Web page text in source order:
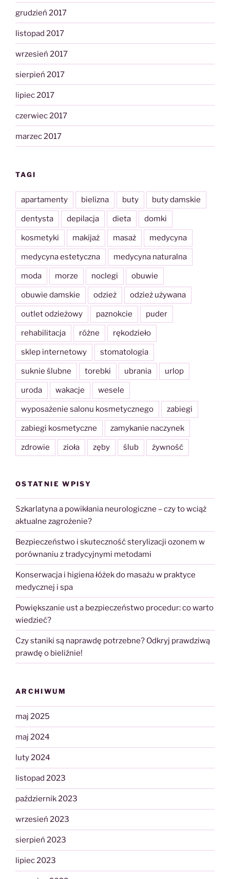
grudzień 2017
listopad 2017
wrzesień 2017
sierpień 2017
lipiec 2017
czerwiec 2017
marzec 2017
TAGI
apartamenty bielizna buty buty damskie
dentysta depilacja dieta domki
kosmetyki makijaż masaż medycyna
medycyna estetyczna medycyna naturalna
moda morze noclegi obuwie
obuwie damskie odzież odzież używana
outlet odzieżowy paznokcie puder
rehabilitacja różne rękodzieło
sklep internetowy stomatologia
suknie ślubne torebki ubrania urlop
uroda wakacje wesele
wyposażenie salonu kosmetycznego zabiegi
zabiegi kosmetyczne zamykanie naczynek
zdrowie zioła zęby ślub żywność
OSTATNIE WPISY
Szkarlatyna a powikłania neurologiczne – czy to wciąż
aktualne zagrożenie?
Bezpieczeństwo i skuteczność sterylizacji ozonem w
porównaniu z tradycyjnymi metodami
Konserwacja i higiena łóżek do masażu w praktyce
medycznej i spa
Powiększanie ust a bezpieczeństwo procedur: co warto
wiedzieć?
Czy staniki są naprawdę potrzebne? Odkryj prawdziwą
prawdę o bieliźnie!
ARCHIWUM
maj 2025
maj 2024
luty 2024
listopad 2023
październik 2023
wrzesień 2023
sierpień 2023
lipiec 2023